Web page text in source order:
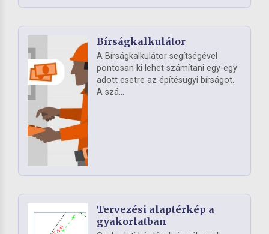
Bírságkalkulátor
A Bírságkalkulátor segítségével
pontosan ki lehet számítani egy-egy
adott esetre az építésügyi bírságot.
A szá...
Tervezési alaptérkép a
gyakorlatban